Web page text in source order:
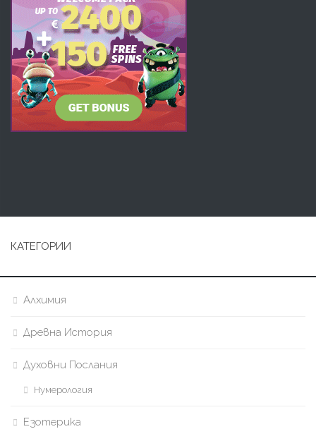
КАТЕГОРИИ
Алхимия
Древна История
Духовни Послания
Нумерология
Езотерика